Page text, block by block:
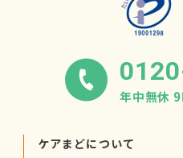
年中無休
ケアまどについて